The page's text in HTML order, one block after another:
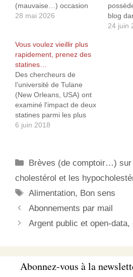
(mauvaise…) occasion
de reporter. Mais cette
qu'est-ce que le Kéfir ?
Le Kéfir1 dont je parle est
le Kéfir de fruit (à ne pas
confondre…
28 mai 2026
blog
24 juin
Vous voulez vieillir plus
rapidement, prenez des
statines…
Des chercheurs de
l’université de Tulane
(New Orleans, USA) ont
examiné l'impact de deux
statines parmi les plus
répandues (atorvastatine
donneurs adultes de
différents groupes d’âge.
extrait des cellules
souches dans les
échantillons pour voir…
6 juin 2018
Catégories
Brèves (de comptoir…) sur
cholestérol et les
Étiquettes
Alimentation, Bon sens
Abonnements par mail
Argent public et open-
Abonnez-vous à la